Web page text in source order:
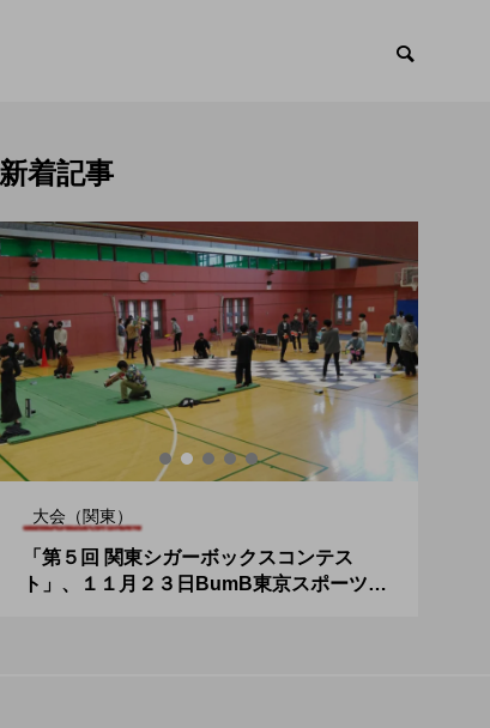
ス
新人戦、
を募集
交流会
「Fanta Stick 2022」
開催決定。

新着記事
大会（関東）
「第５回 関東シガーボックスコンテス
ト」、１１月２３日BumB東京スポーツ文